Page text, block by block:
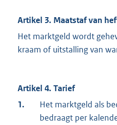
Artikel 3. Maatstaf van
Het marktgeld wordt
kraam of uitstalling van
Artikel 4. Tarief
1.
Het marktgeld als
bedraagt per